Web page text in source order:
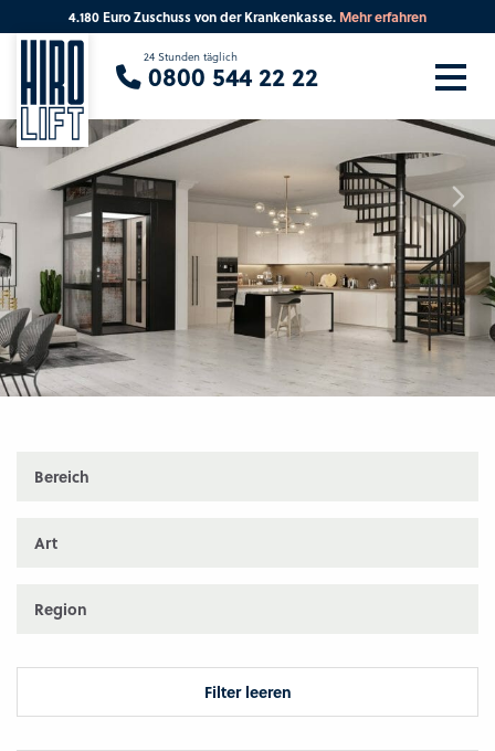
Bereich
Art
Region
Filter leeren
4.180 Euro Zuschuss von der Krankenkasse. Mehr erfahren
24 Stunden täglich
0800 544 22 22
Sie suchen eine Beratung vor Ort?
Ihre PLZ Beratung